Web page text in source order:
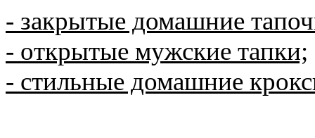
- закрытые домашние
- открытые мужские тапки;
- стильные домашние